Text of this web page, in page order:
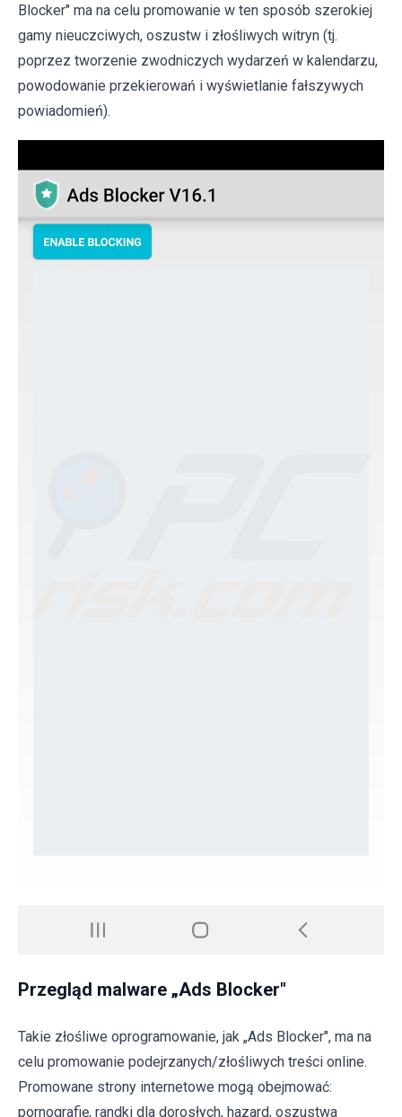
Blocker" ma na celu promowanie w ten sposób szerokiej
gamy nieuczciwych, oszustw i złośliwych witryn (tj.
poprzez tworzenie zwodniczych wydarzeń w kalendarzu,
powodowanie przekierowań i wyświetlanie fałszywych
powiadomień).
Przegląd malware „Ads Blocker"
Takie złośliwe oprogramowanie, jak „Ads Blocker", ma na
celu promowanie podejrzanych/złośliwych treści online.
Promowane strony internetowe mogą obejmować:
pornografię, randki dla dorosłych, hazard, oszustwa